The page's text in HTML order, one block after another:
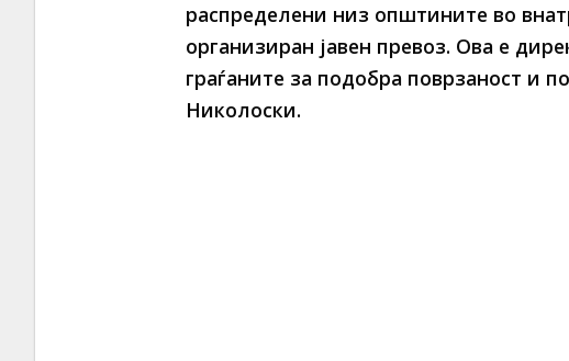
распределени низ општините во
организиран јавен превоз. Ова е
граѓаните за подобра поврзаност и
Николоски.